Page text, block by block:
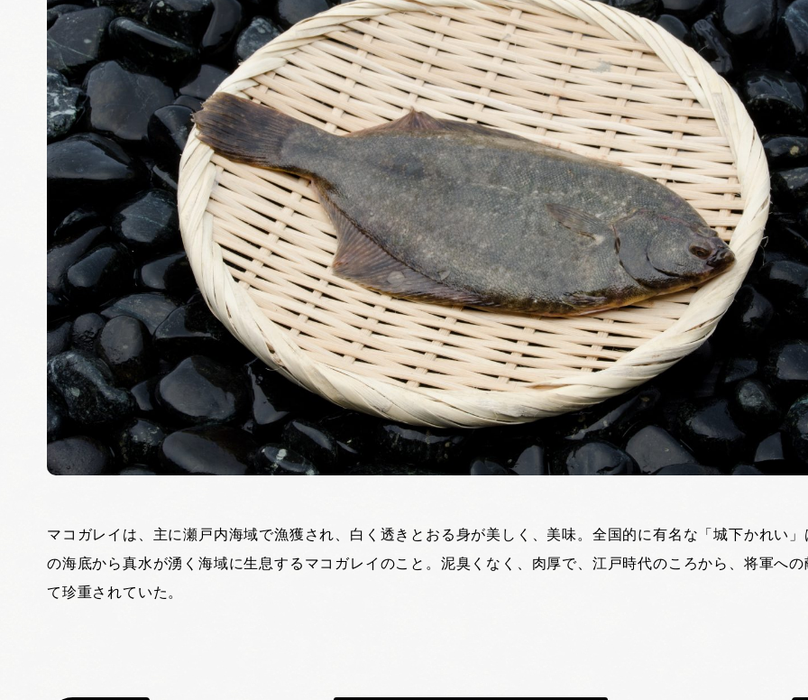
マコガレイは、主に瀬戸内海域で漁獲され、白く透きとおる身が美しく、美味。全国的に有名な「城下かれい
の海底から真水が湧く海域に生息するマコガレイのこと。泥臭くなく、肉厚で、江戸時代のころから、将軍へ
て珍重されていた。